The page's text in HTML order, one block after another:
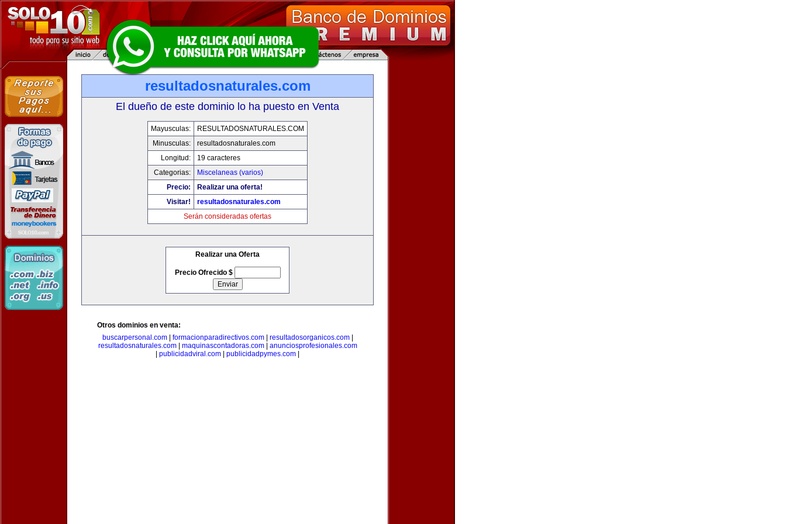
resultadosnaturales.com
El dueño de este dominio lo ha puesto en Venta
Mayusculas:
RESULTADOSNATURALES.COM
Minusculas:
resultadosnaturales.com
Longitud:
19 caracteres
Categorias:
Miscelaneas (varios)
Precio:
Realizar una oferta!
Visitar!
resultadosnaturales.com
Serán consideradas ofertas
Realizar una Oferta
Precio Ofrecido $
Otros dominios en venta:
buscarpersonal.com| formacionparadirectivos.com| resultadosorganicos.com|
resultadosnaturales.com| maquinascontadoras.com| anunciosprofesionales.com
publicidadviral.com publicidadpymes.com